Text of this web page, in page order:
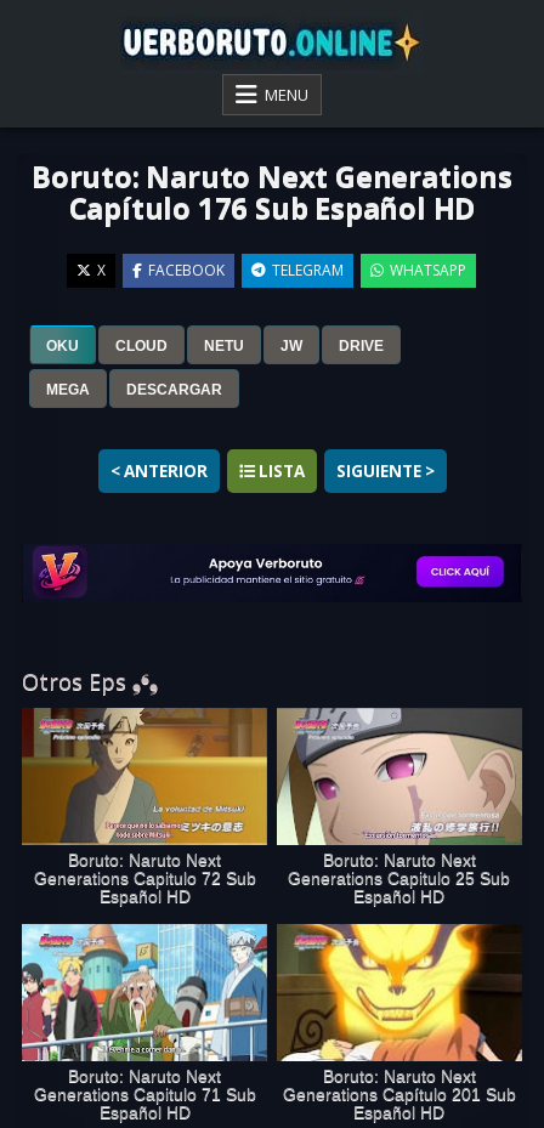
VER BORUTO ONLINE
MENU
Boruto: Naruto Next Generations
Capítulo 176 Sub Español HD
X FACEBOOK TELEGRAM WHATSAPP
OKU CLOUD NETU JW DRIVE
MEGA DESCARGAR ▶
< ANTERIOR LISTA SIGUIENTE >
Generations Capítulo 176 Sub
Españolcompleto online, disfruta
redes sociales.
Otros Eps ❟❛❟
Boruto: Naruto Next
Generations Capitulo 72 Sub
Español HD
Boruto: Naruto Next
Generations Capitulo 25 Sub
Español HD
Boruto: Naruto Next
Generations Capitulo 71 Sub
Español HD
Boruto: Naruto Next
Generations Capítulo 201 Sub
Español HD